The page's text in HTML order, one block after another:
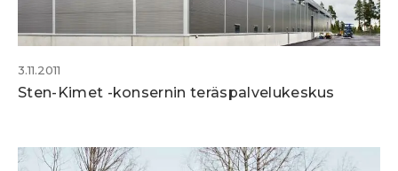
3.11.2011
Sten-Kimet -konsernin teräspalvelukeskus